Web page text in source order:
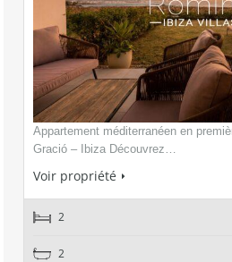
Appartement méditerranéen en
Gració – Ibiza Découvrez…
Voir propriété
2
2